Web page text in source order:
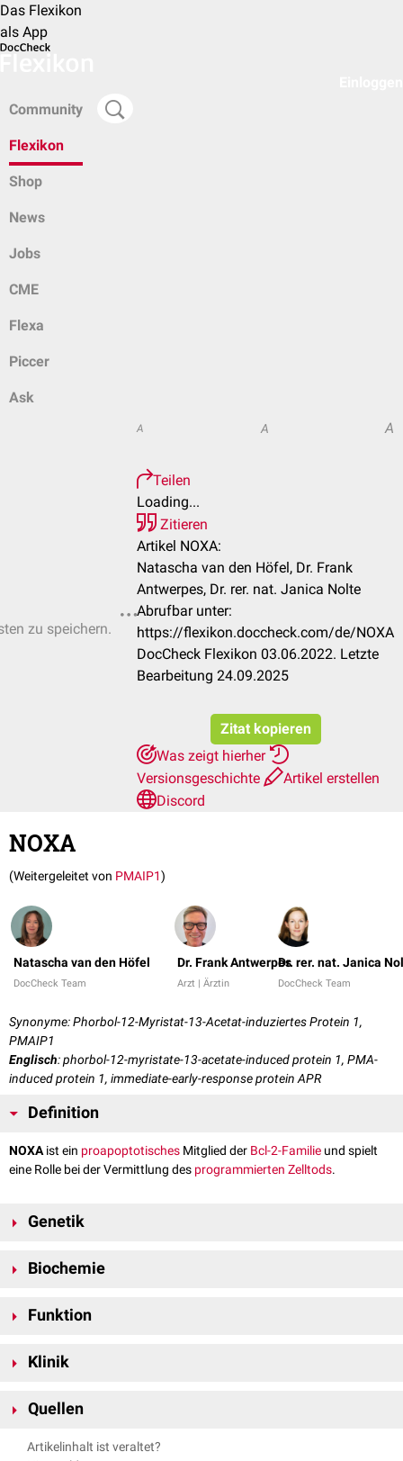
Das Flexikon
als App
Community
Flexikon
Shop
News
Jobs
CME
Flexa
Piccer
Ask
zu speichern.
A A A
Teilen
Loading...
Zitieren
Artikel NOXA:
Natascha van den Höfel, Dr. Frank
Antwerpes, Dr. rer. nat. Janica Nolte
Abrufbar unter:
https://flexikon.doccheck.com/de/NOXA
DocCheck Flexikon 03.06.2022. Letzte
Bearbeitung 24.09.2025
Zitat kopieren
Was zeigt hierher
Versionsgeschichte
Artikel erstellen
Discord
NOXA
(Weitergeleitet von PMAIP1)
Natascha van den Höfel
DocCheck Team
Dr. Frank Antwerpes
Arzt | Ärztin
Dr. rer. nat. Janica
DocCheck Team
Synonyme: Phorbol-12-Myristat-13-Acetat-induziertes Protein 1,
PMAIP1
Englisch: phorbol-12-myristate-13-acetate-induced protein 1, PMA-
induced protein 1, immediate-early-response protein APR
Definition
NOXAist ein proapoptotisches Mitglied der Bcl-2-Familie und spielt
eine Rolle bei der Vermittlung des programmierten Zelltods.
Genetik
18q21.32kodiert. Die
DNA-Schäden
humanen Proteins
Biochemie
Domäne, über die es mit weiteren Mitgliedern der Bcl-2-Familie
Domäne (MTD).
Funktion
Mitochondrien
neutralisiert. Zudem kann NOXA die
induzieren und so den Zelltod weiter voranbringen.
Klinik
mit demMantelzelllymphom
Quellen
Ploner C et al.
Noxa: at the tip of the balance between life and death
; Oncogene. 2008 Dec; 27(Suppl 1): S84–S92.
Artikelinhalt ist veraltet?